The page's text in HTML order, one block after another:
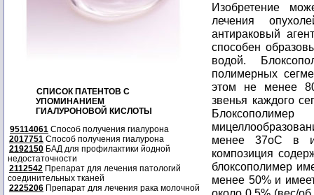
СПИСОК ПАТЕНТОВ С
УПОМИНАНИЕМ
ГИАЛУРОНОВОЙ КИСЛОТЫ
95114061 Способ получения гиалурона
2017751 Способ получения гиалурона
2192150 БАД для профилактики йодной
недостаточности
2112542 Препарат для лечения патологий
соединительных тканей
2225206 Препарат для лечения рака молочной
Изобретение
лечения
антираковый
способен
водой.
полимерных
этом не менее
звенья каждого
менее 37oС в
композиция
блоксополимер
менее 50% и